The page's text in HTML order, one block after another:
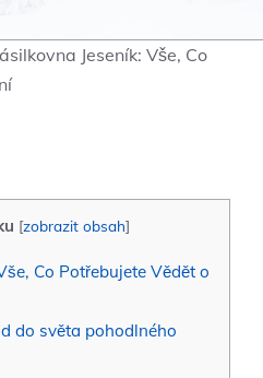
Jeseník: Vše, Co
[zobrazit obsah]
Co Potřebujete Vědět o
do světa pohodlného